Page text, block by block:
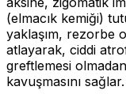
(elmacık kemiği)
yaklaşım, rezorbe
atlayarak, ciddi
greftlemesi
kavuşmasını sağlar.